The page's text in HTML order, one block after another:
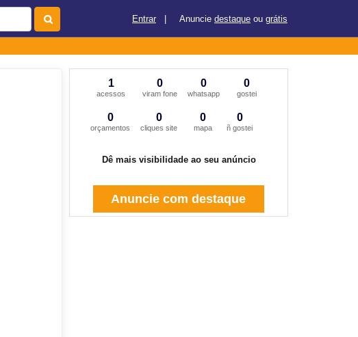
Entrar Anuncie destaque ou grátis
1
acessos
0
viram fone
0
whatsapp
0
gostei
0
orçamentos
0
cliques site
0
mapa
0
ñ gostei
Dê mais visibilidade ao seu anúncio
Anuncie com destaque